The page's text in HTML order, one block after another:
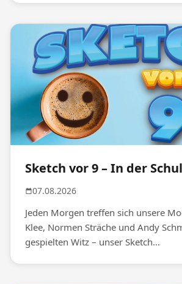
Sketch vor 9 – In der
07.08.2026
Jeden Morgen treffen sich unsere
Klee, Normen Sträche und Andy
gespielten Witz – unser Sketch...